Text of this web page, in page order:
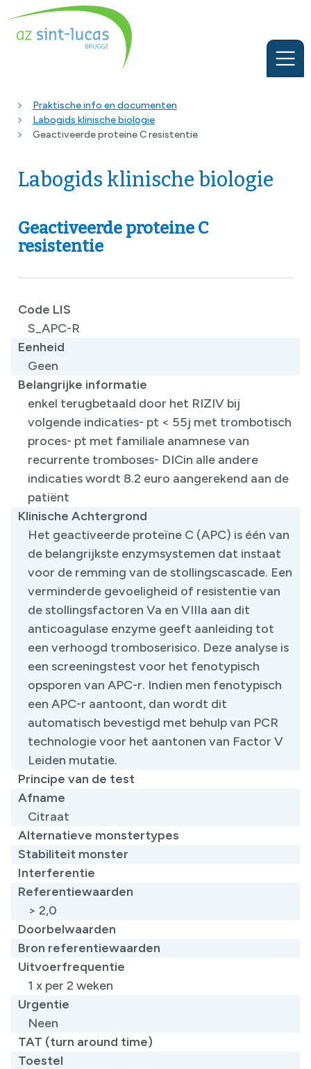
Praktische info en documenten
Labogids klinische biologie
Geactiveerde proteine C resistentie
Labogids klinische biologie
Geactiveerde proteine C
resistentie
Code LIS
S_APC-R
Eenheid
Geen
Belangrijke informatie
​​enkel terugbetaald door het RIZIV bij
volgende indicaties- pt < 55j met trombotisch
proces- pt met familiale anamnese van
recurrente tromboses- DICin alle andere
indicaties wordt 8.2 euro aangerekend aan de
patiënt
Klinische Achtergrond
Het geactiveerde proteïne C (APC) is één van
de belangrijkste enzymsystemen dat instaat
voor de remming van de stollingscascade. Een
verminderde gevoeligheid of resistentie van
de stollingsfactoren Va en VIIIa aan dit
anticoagulase enzyme geeft aanleiding tot
een verhoogd tromboserisico. Deze analyse is
een screeningstest voor het fenotypisch
opsporen van APC-r. Indien men fenotypisch
een APC-r aantoont, dan wordt dit
automatisch bevestigd met behulp van PCR
technologie voor het aantonen van Factor V
Leiden mutatie.
Principe van de test
Afname
Citraat
Alternatieve monstertypes
Stabiliteit monster
Interferentie
Referentiewaarden
> 2,0
Doorbelwaarden
Bron referentiewaarden
Uitvoerfrequentie
1 x per 2 weken
Urgentie
Neen
TAT (turn around time)
Toestel